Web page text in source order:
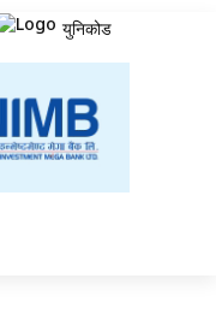
युनिकोड